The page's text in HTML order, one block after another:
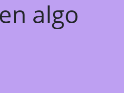
algo